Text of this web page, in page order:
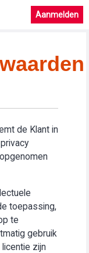
Aanmelden
de Klant in
toepassing,
te
gebruik
zijn